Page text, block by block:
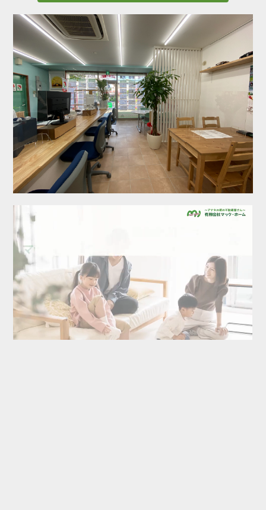
会社案内
COMPANY
お問い合わせ
CONTACT
サイトマップSITEMAP
プライバシーポリシーPRIVACY POLICY